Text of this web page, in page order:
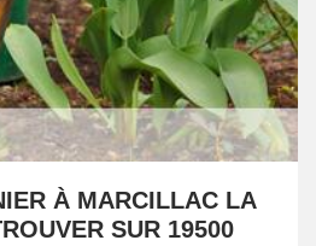
À MARCILLAC LA
SUR 19500